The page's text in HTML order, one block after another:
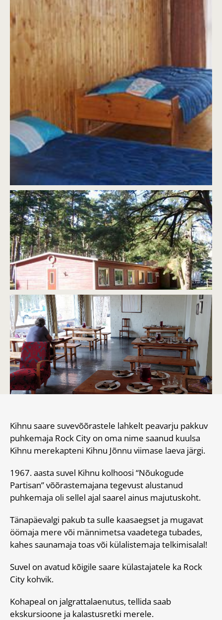
Kihnu saare suvevõõrastele lahkelt peavarju pakkuv
puhkemaja Rock City on oma nime saanud kuulsa
Kihnu merekapteni Kihnu Jõnnu viimase laeva järgi.
1967. aasta suvel Kihnu kolhoosi “Nõukogude
Partisan” võõrastemajana tegevust alustanud
puhkemaja oli sellel ajal saarel ainus majutuskoht.
Tänapäevalgi pakub ta sulle kaasaegset ja mugavat
öömaja mere või männimetsa vaadetega tubades,
kahes saunamaja toas või külalistemaja telkimisalal!
Suvel on avatud kõigile saare külastajatele ka Rock
City kohvik.
Kohapeal on jalgrattalaenutus, tellida saab
ekskursioone ja kalastusretki merele.